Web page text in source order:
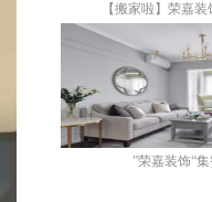
【搬家啦】荣嘉
”荣嘉装饰“集